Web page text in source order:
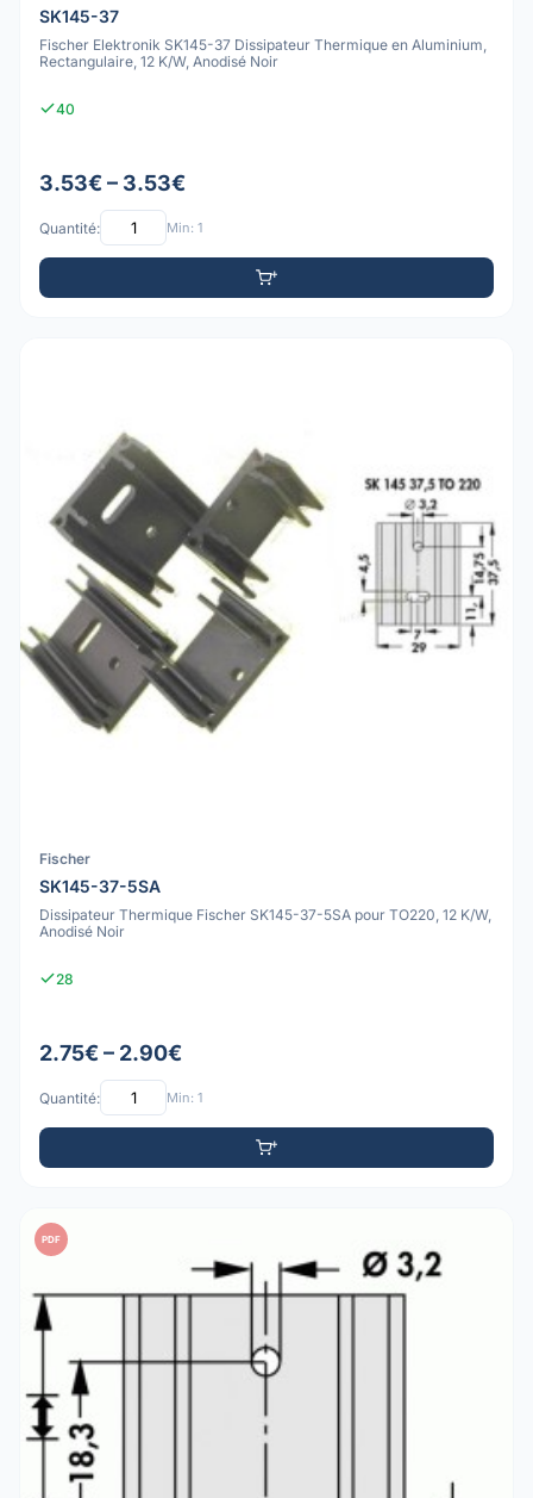
SK145-37
Fischer Elektronik SK145-37 Dissipateur Thermique en Aluminium,
Rectangulaire, 12 K/W, Anodisé Noir
40
3.53€ – 3.53€
Quantité: Min: 1
Fischer
SK145-37-5SA
Dissipateur Thermique Fischer SK145-37-5SA pour TO220, 12 K/W,
Anodisé Noir
28
2.75€ – 2.90€
Quantité: Min: 1
PDF